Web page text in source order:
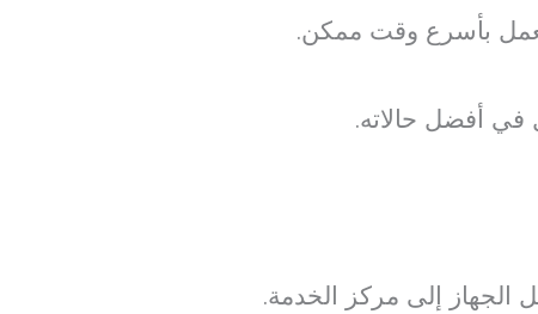
بأسرع وقت ممكن.
في أفضل حالاته.
إلى مركز الخدمة.